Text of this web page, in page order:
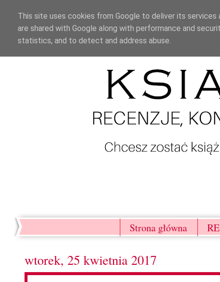
Strona główna
wtorek, 25 kwietnia 2017
This site uses cookies from Google to deliver its
are shared with Google along with performance and
statistics, and to detect and address abuse.